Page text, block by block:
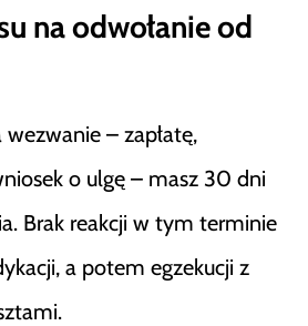
na odwołanie od
– zapłatę,
o ulgę – masz 30 dni
Brak reakcji w tym terminie
a potem egzekucji z